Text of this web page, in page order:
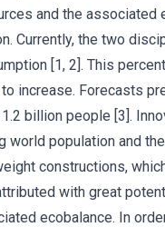
and the
Currently, the two
[1, 2]. This
increase. Forecasts
billion people [3].
world population and
constructions,
with great
ecobalance. In